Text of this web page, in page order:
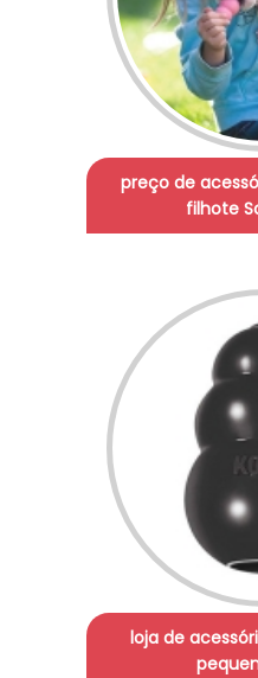
preço de
filhote
loja de